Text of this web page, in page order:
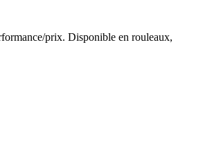
prix. Disponible en rouleaux,